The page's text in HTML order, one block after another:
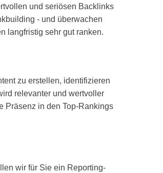
und seriösen Backlinks
- und überwachen
langfristig sehr gut ranken.
zu erstellen, identifizieren
relevanter und wertvoller
Präsenz in den Top-Rankings
wir für Sie ein Reporting-